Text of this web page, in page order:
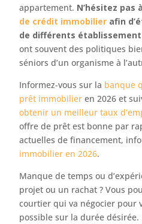
appartement. N’hésitez pas
de crédit immobilier afin
de différents
ont souvent des politiques
séniors d’un organisme à
Informez-vous sur la banque
prêt immobilier en 2026 et
obtenir un meilleur taux
offre de prêt est bonne par
actuelles de financement,
immobilier en 2026.
Manque de temps ou
projet ou un rachat ? Vous
courtier qui va négocier pour
possible sur la durée désirée.